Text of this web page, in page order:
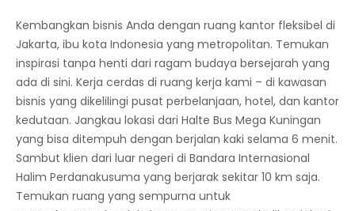
Kembangkan bisnis Anda dengan ruang kantor fleksibel di
Jakarta, ibu kota Indonesia yang metropolitan. Temukan
inspirasi tanpa henti dari ragam budaya bersejarah yang
ada di sini. Kerja cerdas di ruang kerja kami – di kawasan
bisnis yang dikelilingi pusat perbelanjaan, hotel, dan kantor
kedutaan. Jangkau lokasi dari Halte Bus Mega Kuningan
yang bisa ditempuh dengan berjalan kaki selama 6 menit.
Sambut klien dari luar negeri di Bandara Internasional
Halim Perdanakusuma yang berjarak sekitar 10 km saja.
Temukan ruang yang sempurna untuk